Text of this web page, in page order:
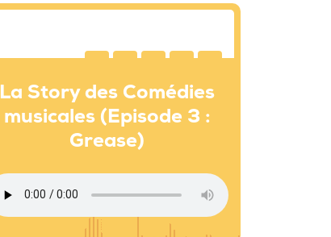
La Story des Comédies
musicales (Episode 3 :
Grease)